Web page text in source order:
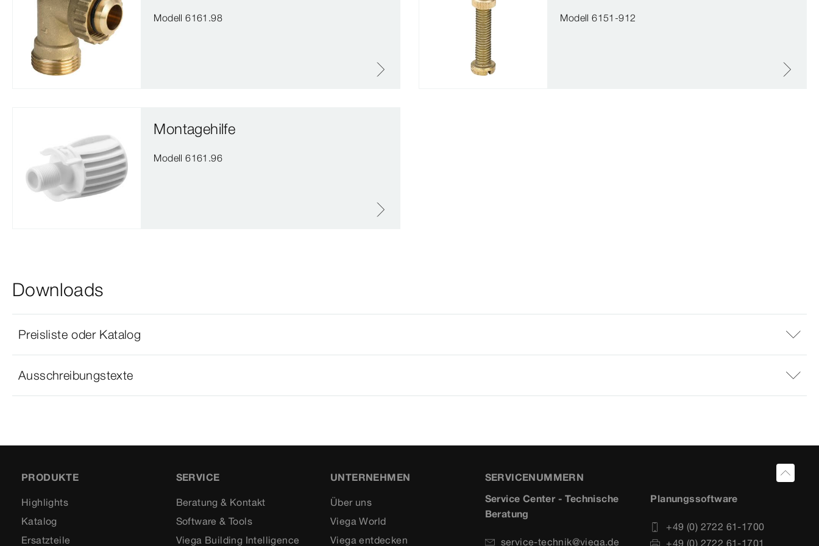
Modell 6161.98 Modell 6151-912
Montagehilfe
Modell 6161.96
Downloads
Preisliste oder Katalog
Ausschreibungstexte
PRODUKTE
Highlights
Katalog
Ersatzteile
SERVICE
Beratung & Kontakt
Software & Tools
Viega Building Intelligence
UNTERNEHMEN
Über uns
Viega World
Viega entdecken
SERVICENUMMERN
Service Center - Technische
Beratung
service-technik@viega.de
Planungssoftware
+49 (0) 2722 61-1700
+49 (0) 2722 61-1701